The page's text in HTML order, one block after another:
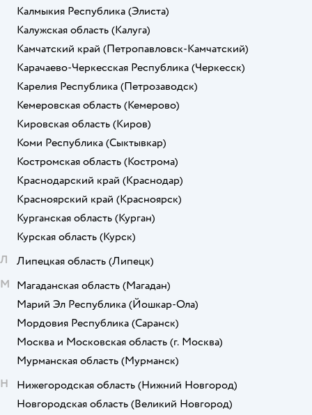
Калмыкия Республика (Элиста)
Калужская область (Калуга)
Камчатский край (Петропавловск-Камчатский)
Карачаево-Черкесская Республика (Черкесск)
Карелия Республика (Петрозаводск)
Кемеровская область (Кемерово)
Кировская область (Киров)
Коми Республика (Сыктывкар)
Костромская область (Кострома)
Краснодарский край (Краснодар)
Красноярский край (Красноярск)
Курганская область (Курган)
Курская область (Курск)
Л
Липецкая область (Липецк)
М Магаданская область (Магадан)
Марий Эл Республика (Йошкар-Ола)
Мордовия Республика (Саранск)
Москва и Московская область (г. Москва)
Мурманская область (Мурманск)
Н
Нижегородская область (Нижний Новгород)
Новгородская область (Великий Новгород)